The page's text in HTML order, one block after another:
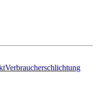
Verbraucherschlichtung